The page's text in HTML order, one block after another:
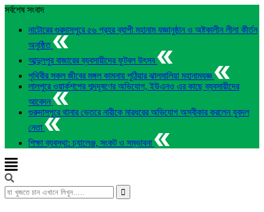
সর্বশেষ সংবাদ
নাটোরের গুরদাসপুরে ৫৬ প্রহর ব্যাপী মহানাম যজ্ঞানুষ্ঠান ও অষ্টকালীন লীলা কীর্তন
অনুষ্ঠিত
আব্দুলপুর বাজারের ব্যবসায়ীদের ফুটবল উৎসব
পৃথিবীর সকল জীবের মঙ্গল কামনায় পুঠিয়ার ঝালমালিয়া মহানামযজ্ঞ
লালপুরে ওয়ার্কশপের শব্দদূষণের অভিযোগ, ইউএনও এর কাছে ব্যবসায়ীদের
আবেদন
গুরুদাসপুরে থানার ভেতরে নারীকে মারধরের অভিযোগ অস্বীকার করলেন যুবদল
নেতা
শিক্ষা ব্যবস্থা: চ্যালেঞ্জ, সংকট ও সম্ভাবনা